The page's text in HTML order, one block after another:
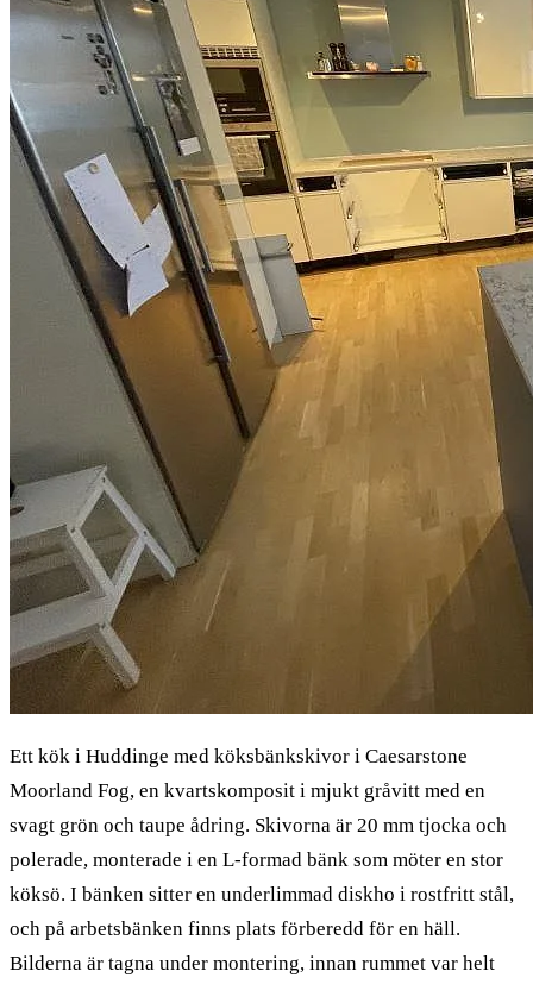
Ett kök i Huddinge med köksbänkskivor i Caesarstone
Moorland Fog, en kvartskomposit i mjukt gråvitt med en
svagt grön och taupe ådring. Skivorna är 20 mm tjocka och
polerade, monterade i en L-formad bänk som möter en stor
köksö. I bänken sitter en underlimmad diskho i rostfritt stål,
och på arbetsbänken finns plats förberedd för en häll.
Bilderna är tagna under montering, innan rummet var helt